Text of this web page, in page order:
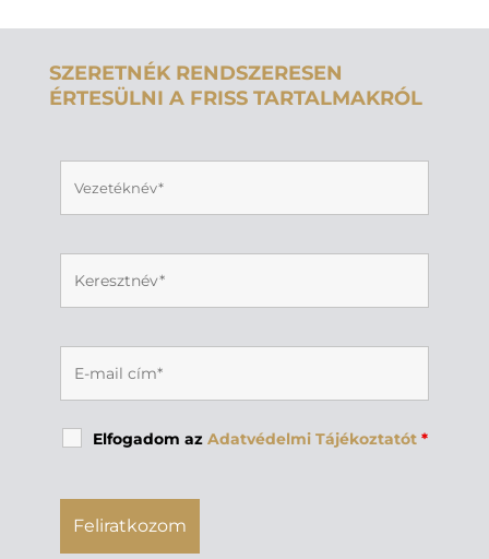
SZERETNÉK RENDSZERESEN
ÉRTESÜLNI A FRISS TARTALMAKRÓL
Elfogadom az Adatvédelmi Tájékoztatót *